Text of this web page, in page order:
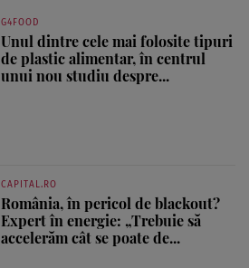
G4FOOD
Unul dintre cele mai folosite tipuri
de plastic alimentar, în centrul
unui nou studiu despre...
CAPITAL.RO
România, în pericol de blackout?
Expert în energie: „Trebuie să
accelerăm cât se poate de...